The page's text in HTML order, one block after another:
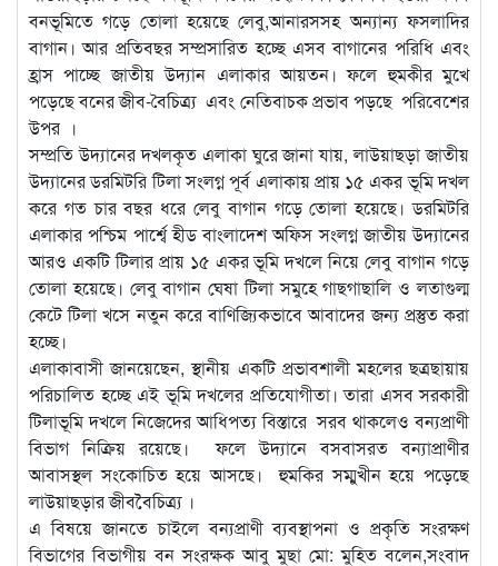
বনভূমিতে গড়ে তোলা হয়েছে লেবু,আনারসসহ অন্যান্য ফসলাদির
বাগান। আর প্রতিবছর সম্প্রসারিত হচ্ছে এসব বাগানের পরিধি এবং
হ্রাস পাচ্ছে জাতীয় উদ্যান এলাকার আয়তন। ফলে হুমকীর মুখে
পড়েছে বনের জীব-বৈচিত্র্য এবং নেতিবাচক প্রভাব পড়ছে পরিবেশের
উপর ।
সম্প্রতি উদ্যানের দখলকৃত এলাকা ঘুরে জানা যায়, লাউয়াছড়া জাতীয়
উদ্যানের ডরমিটরি টিলা সংলগ্ন পূর্ব এলাকায় প্রায় ১৫ একর ভূমি দখল
করে গত চার বছর ধরে লেবু বাগান গড়ে তোলা হয়েছে। ডরমিটরি
এলাকার পশ্চিম পার্শ্বে হীড বাংলাদেশ অফিস সংলগ্ন জাতীয় উদ্যানের
আরও একটি টিলার প্রায় ১৫ একর ভূমি দখলে নিয়ে লেবু বাগান গড়ে
তোলা হয়েছে। লেবু বাগান ঘেষা টিলা সমুহে গাছগাছালি ও লতাগুল্ম
কেটে টিলা খসে নতুন করে বাণিজ্যিকভাবে আবাদের জন্য প্রস্তুত করা
হচ্ছে।
এলাকাবাসী জানয়েছেন, স্থানীয় একটি প্রভাবশালী মহলের ছত্রছায়ায়
পরিচালিত হচ্ছে এই ভূমি দখলের প্রতিযোগীতা। তারা এসব সরকারী
টিলাভূমি দখলে নিজেদের আধিপত্য বিস্তারে সরব থাকলেও বন্যপ্রাণী
বিভাগ নিক্রিয় রয়েছে। ফলে উদ্যানে বসবাসরত বন্যাপ্রাণীর
আবাসস্থল সংকোচিত হয়ে আসছে। হুমকির সম্মুখীন হয়ে পড়েছে
লাউয়াছড়ার জীববৈচিত্র্য ।
এ বিষয়ে জানতে চাইলে বন্যপ্রাণী ব্যবস্থাপনা ও প্রকৃতি সংরক্ষণ
বিভাগের বিভাগীয় বন সংরক্ষক আবু মুছা মো: মুহিত বলেন,সংবাদ